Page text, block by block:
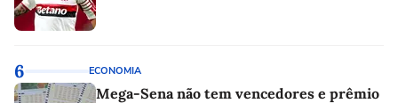
6 ECONOMIA
Mega-Sena não tem vencedores e prêmio